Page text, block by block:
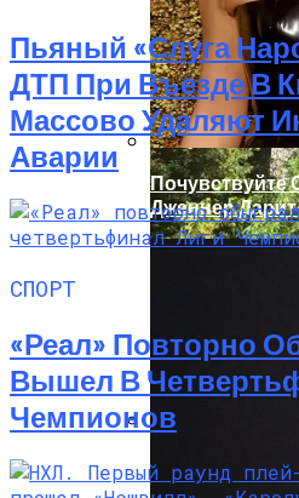
В Киеве
Здание
Почувствуйте
Дженнер Дарит
Пьяный «слуга
ДТП При Въезде В
Массово Удаляют
Аварии
СПОРТ
«Реал» Повторно
Вышел В
Чемпионов